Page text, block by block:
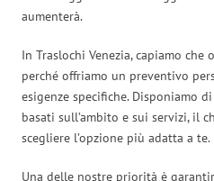
aumenterà.
In Traslochi Venezia, capiamo che
perché offriamo un preventivo
esigenze specifiche. Disponiamo
basati sull’ambito e sui servizi, il
scegliere l’opzione più adatta a te.
Una delle nostre priorità è